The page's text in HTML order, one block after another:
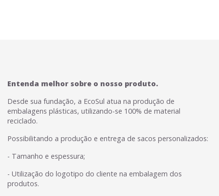
Entenda melhor sobre o nosso produto.
Desde sua fundação, a EcoSul atua na produção de
embalagens plásticas, utilizando-se 100% de material
reciclado.
Possibilitando a produção e entrega de sacos personalizados:
- Tamanho e espessura;
- Utilização do logotipo do cliente na embalagem dos
produtos.